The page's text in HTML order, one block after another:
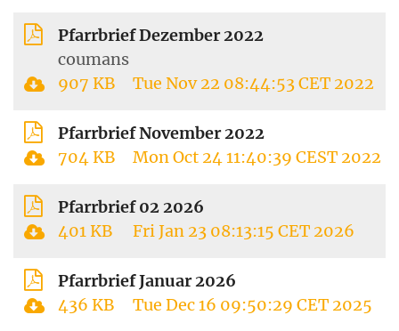
Pfarrbrief Dezember 2022
coumans
907 KB
Tue Nov 22 08:44:53 CET 2022
Pfarrbrief November 2022
704 KB
Mon Oct 24 11:40:39 CEST 2022
Pfarrbrief 02 2026
401 KB
Fri Jan 23 08:13:15 CET 2026
Pfarrbrief Januar 2026
436 KB
Tue Dec 16 09:50:29 CET 2025